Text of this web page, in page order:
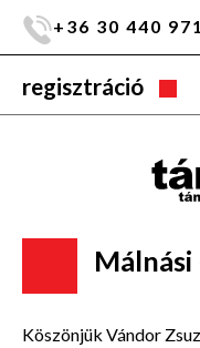
+36 30 440
regisztráció
Köszönjük Vándor